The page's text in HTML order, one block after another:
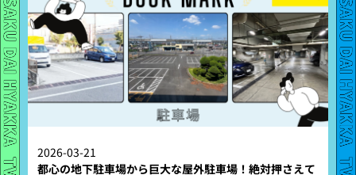
2026-03-21
都心の地下駐車場から巨大な屋外駐車場！絶対押さえて